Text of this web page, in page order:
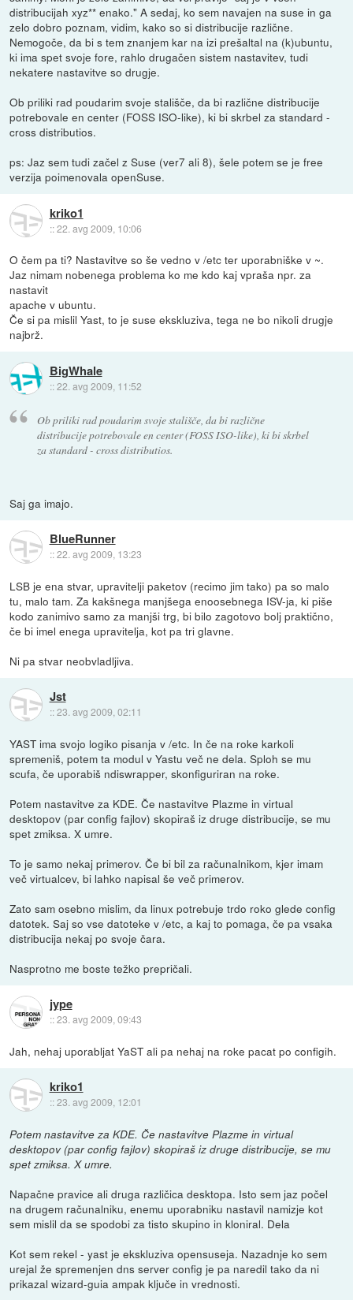
distribucijah xyz** enako." A sedaj, ko sem navajen na suse in ga
zelo dobro poznam, vidim, kako so si distribucije različne.
Nemogoče, da bi s tem znanjem kar na izi prešaltal na (k)ubuntu,
ki ima spet svoje fore, rahlo drugačen sistem nastavitev, tudi
nekatere nastavitve so drugje.
Ob priliki rad poudarim svoje stališče, da bi različne distribucije
potrebovale en center (FOSS ISO-like), ki bi skrbel za standard -
cross distributios.
ps: Jaz sem tudi začel z Suse (ver7 ali 8), šele potem se je free
verzija poimenovala openSuse.
kriko1
::22. avg 2009, 10:06
O čem pa ti? Nastavitve so še vedno v /etc ter uporabniške v ~.
Jaz nimam nobenega problema ko me kdo kaj vpraša npr. za
nastavit
apache v ubuntu.
Če si pa mislil Yast, to je suse ekskluziva, tega ne bo nikoli drugje
najbrž.
BigWhale
::22. avg 2009, 11:52
Ob priliki rad poudarim svoje stališče, da bi različne
distribucije potrebovale en center (FOSS ISO-like), ki bi skrbel
za standard - cross distributios.
Saj ga imajo.
BlueRunner
::22. avg 2009, 13:23
LSB je ena stvar, upravitelji paketov (recimo jim tako) pa so malo
tu, malo tam. Za kakšnega manjšega enoosebnega ISV-ja, ki piše
kodo zanimivo samo za manjši trg, bi bilo zagotovo bolj praktično,
če bi imel enega upravitelja, kot pa tri glavne.
Ni pa stvar neobvladljiva.
Jst
::23. avg 2009, 02:11
YAST ima svojo logiko pisanja v /etc. In če na roke karkoli
spremeniš, potem ta modul v Yastu več ne dela. Sploh se mu
scufa, če uporabiš ndiswrapper, skonfiguriran na roke.
Potem nastavitve za KDE. Če nastavitve Plazme in virtual
desktopov (par config fajlov) skopiraš iz druge distribucije, se mu
spet zmiksa. X umre.
To je samo nekaj primerov. Če bi bil za računalnikom, kjer imam
več virtualcev, bi lahko napisal še več primerov.
Zato sam osebno mislim, da linux potrebuje trdo roko glede config
datotek. Saj so vse datoteke v /etc, a kaj to pomaga, če pa vsaka
distribucija nekaj po svoje čara.
Nasprotno me boste težko prepričali.
jype
::23. avg 2009, 09:43
Jah, nehaj uporabljat YaST ali pa nehaj na roke pacat po configih.
kriko1
::23. avg 2009, 12:01
Potem nastavitve za KDE. Če nastavitve Plazme in virtual
desktopov (par config fajlov) skopiraš iz druge distribucije, se mu
spet zmiksa. X umre.
Napačne pravice ali druga različica desktopa. Isto sem jaz počel
na drugem računalniku, enemu uporabniku nastavil namizje kot
sem mislil da se spodobi za tisto skupino in kloniral. Dela
Kot sem rekel - yast je ekskluziva opensuseja. Nazadnje ko sem
urejal že spremenjen dns server config je pa naredil tako da ni
prikazal wizard-guia ampak ključe in vrednosti.